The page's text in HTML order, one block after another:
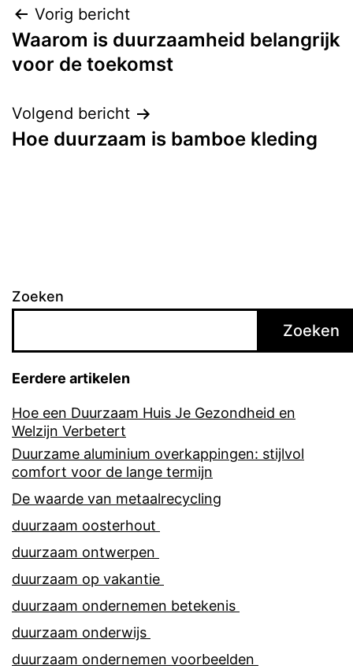
Bericht
navigatie
Vorig bericht
Waarom is duurzaamheid belangrijk
voor de toekomst
Volgend bericht
Hoe duurzaam is bamboe kleding
Zoeken
Zoeken
Eerdere artikelen
Hoe een Duurzaam Huis Je Gezondheid en
Welzijn Verbetert
Duurzame aluminium overkappingen: stijlvol
comfort voor de lange termijn
De waarde van metaalrecycling
duurzaam oosterhout
duurzaam ontwerpen
duurzaam op vakantie
duurzaam ondernemen betekenis
duurzaam onderwijs
duurzaam ondernemen voorbeelden